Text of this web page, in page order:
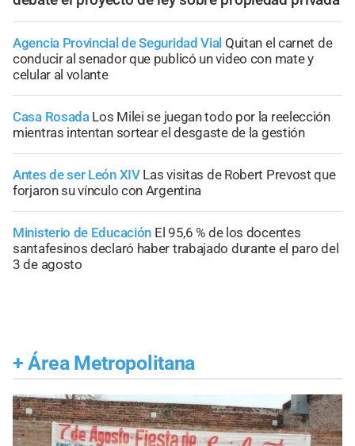
Agencia Provincial de Seguridad Vial Quitan el carnet de
conducir al senador que publicó un video con mate y
celular al volante
Casa Rosada Los Milei se juegan todo por la reelección
mientras intentan sortear el desgaste de la gestión
Antes de ser León XIV Las visitas de Robert Prevost que
forjaron su vínculo con Argentina
Ministerio de Educación El 95,6 % de los docentes
santafesinos declaró haber trabajado durante el paro del
3 de agosto
+ Área Metropolitana